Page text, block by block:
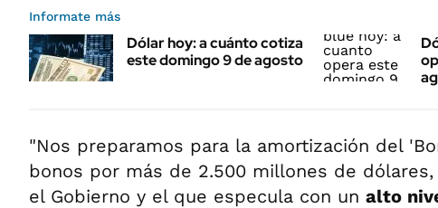
Informate más
Dólar hoy: a cuánto cotiza
este domingo 9 de agosto
"Nos preparamos para la amortización del
bonos por más de 2.500 millones de
el Gobierno y el que especula con un alto